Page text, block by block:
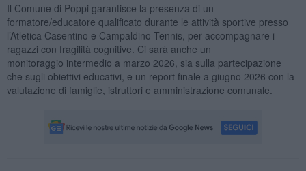
Il Comune di Poppi garantisce la presenza di un
formatore/educatore qualificato durante le attività sportive presso
l’Atletica Casentino e Campaldino Tennis, per accompagnare i
ragazzi con fragilità cognitive. Ci sarà anche un
monitoraggio intermedio a marzo 2026, sia sulla partecipazione
che sugli obiettivi educativi, e un report finale a giugno 2026 con la
valutazione di famiglie, istruttori e amministrazione comunale.